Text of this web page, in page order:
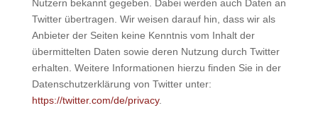
Nutzern bekannt gegeben. Dabei werden auch Daten an
Twitter übertragen. Wir weisen darauf hin, dass wir als
Anbieter der Seiten keine Kenntnis vom Inhalt der
übermittelten Daten sowie deren Nutzung durch Twitter
erhalten. Weitere Informationen hierzu finden Sie in der
Datenschutzerklärung von Twitter unter:
https://twitter.com/de/privacy.